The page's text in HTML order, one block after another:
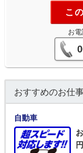
こ
お電
おすすめのお仕
自動車